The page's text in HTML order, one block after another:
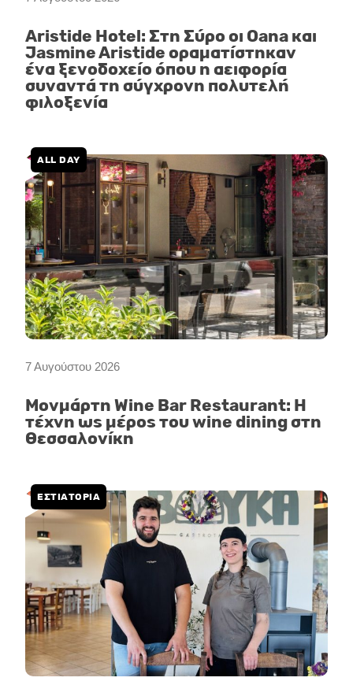
Aristide Hotel: Στη Σύρο οι Oana και
Jasmine Aristide οραματίστηκαν
ένα ξενοδοχείο όπου η αειφορία
συναντά τη σύγχρονη πολυτελή
φιλοξενία
7 Αυγούστου 2026
ALL DAY
Μονμάρτη Wine Bar Restaurant: Η
τέχνη ως μέρος του wine dining στη
Θεσσαλονίκη
ΕΣΤΙΑΤΟΡΙΑ